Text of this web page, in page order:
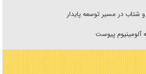
شتاب در مسیر توسعه پایدار
آلومینیوم پیوست